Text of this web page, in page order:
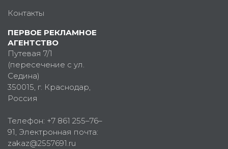
Контакты
ПЕРВОЕ РЕКЛАМНОЕ
АГЕНТСТВО
Путевая 7/1
(пересечение с ул.
Седина)
350015, г. Краснодар,
Россия
Телефон: +7 861 255–76–
91, Электронная почта:
zakaz@2557691.ru